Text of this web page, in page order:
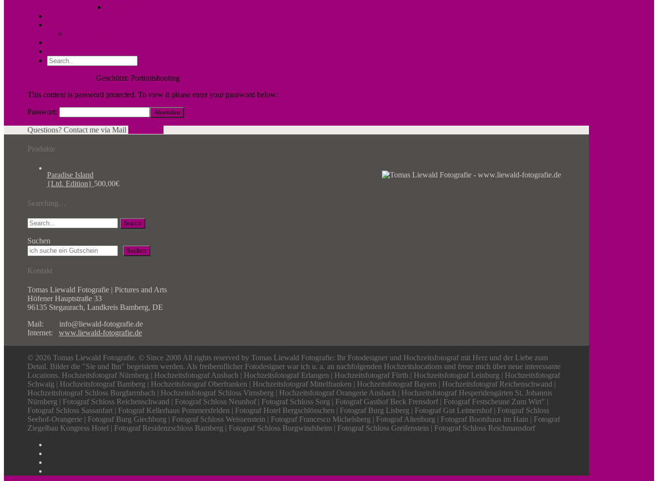
Geschützt: Portraitshooting
This content is password protected. To view it please enter your password below:
Passwort:
Questions? Contact me via Mail
Produkte
Paradise Island
{Ltd. Edition} 500,00€
Searching…
Search
Suchen
Suchen
Kontakt
Tomas Liewald Fotografie | Pictures and Arts
Höfener Hauptstraße 33
96135 Stegaurach, Landkreis Bamberg, DE
Mail: info@liewald-fotografie.de
Internet: www.liewald-fotografie.de
© 2026 Tomas Liewald Fotografie. © Since 2008 All rights reserved by Tomas Liewald Fotografie: Ihr Fotodesigner und Hochzeitsfotograf mit Herz und der Liebe zum
Detail. Bilder die "Sie und Ihn" begeistern werden. Als freiberuflicher Fotodesigner war ich u. a. an nachfolgenden Hochzeitslocations und freue mich über neue interessante
Locations. Hochzeitsfotograf Nürnberg | Hochzeitsfotograf Ansbach | Hochzeitsfotograf Erlangen | Hochzeitsfotograf Fürth | Hochzeitsfotograf Leinburg | Hochzeitsfotograf
Schwaig | Hochzeitsfotograf Bamberg | Hochzeitsfotograf Oberfranken | Hochzeitsfotograf Mittelfranken | Hochzeitsfotograf Bayern | Hochzeitsfotograf Reichenschwand |
Hochzeitsfotograf Schloss Burgfarrnbach | Hochzeitsfotograf Schloss Virnsberg | Hochzeitsfotograf Orangerie Ansbach | Hochzeitsfotograf Hesperidengärten St. Johannis
Nürnberg | Fotograf Schloss Reichenschwand | Fotograf Schloss Neunhof | Fotograf Schloss Sorg | Fotograf Gasthof Beck Frensdorf | Fotograf Festscheune Zum Wirt" |
Fotograf Schloss Sassanfart | Fotograf Kellerhaus Pommersfelden | Fotograf Hotel Bergschlösschen | Fotograf Burg Lisberg | Fotograf Gut Leimershof | Fotograf Schloss
Seehof-Orangerie | Fotograf Burg Giechburg | Fotograf Schloss Weissenstein | Fotograf Francesco Michelsberg | Fotograf Altenburg | Fotograf Bootshaus im Hain | Fotograf
Ziegelbau Kongress Hotel | Fotograf Residenzschloss Bamberg | Fotograf Schloss Burgwindsheim | Fotograf Schloss Greifenstein | Fotograf Schloss Reichmansdorf